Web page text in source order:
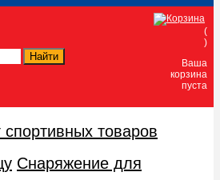
(
)
Ваша
корзина
пуста
спортивных товаров
Снаряжение для